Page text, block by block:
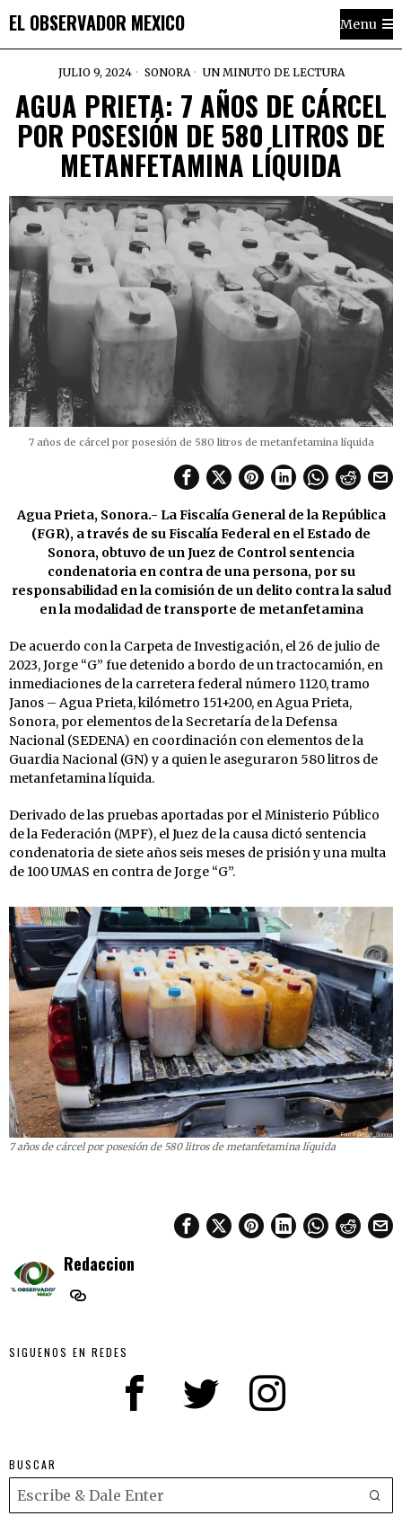
EL OBSERVADOR MEXICO Menu
JULIO 9, 2024 SONORA UN MINUTO DE LECTURA
AGUA PRIETA: 7 AÑOS DE CÁRCEL
POR POSESIÓN DE 580 LITROS DE
METANFETAMINA LÍQUIDA
7 años de cárcel por posesión de 580 litros de metanfetamina líquida
Agua Prieta, Sonora.- La Fiscalía General de la República
(FGR), a través de su Fiscalía Federal en el Estado de
Sonora, obtuvo de un Juez de Control sentencia
condenatoria en contra de una persona, por su
responsabilidad en la comisión de un delito contra la salud
en la modalidad de transporte de metanfetamina
De acuerdo con la Carpeta de Investigación, el 26 de julio de
2023, Jorge “G” fue detenido a bordo de un tractocamión, en
inmediaciones de la carretera federal número 1120, tramo
Janos – Agua Prieta, kilómetro 151+200, en Agua Prieta,
Sonora, por elementos de la Secretaría de la Defensa
Nacional (SEDENA) en coordinación con elementos de la
Guardia Nacional (GN) y a quien le aseguraron 580 litros de
metanfetamina líquida.
Derivado de las pruebas aportadas por el Ministerio Público
de la Federación (MPF), el Juez de la causa dictó sentencia
condenatoria de siete años seis meses de prisión y una multa
de 100 UMAS en contra de Jorge “G”.
7 años de cárcel por posesión de 580 litros de metanfetamina líquida
Redaccion
SIGUENOS EN REDES
BUSCAR